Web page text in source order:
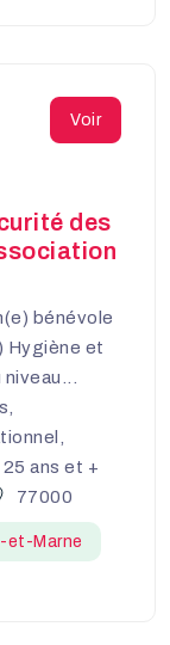
Voir
des
bénévole
Hygiène et
ans et +
77000
et-Marne